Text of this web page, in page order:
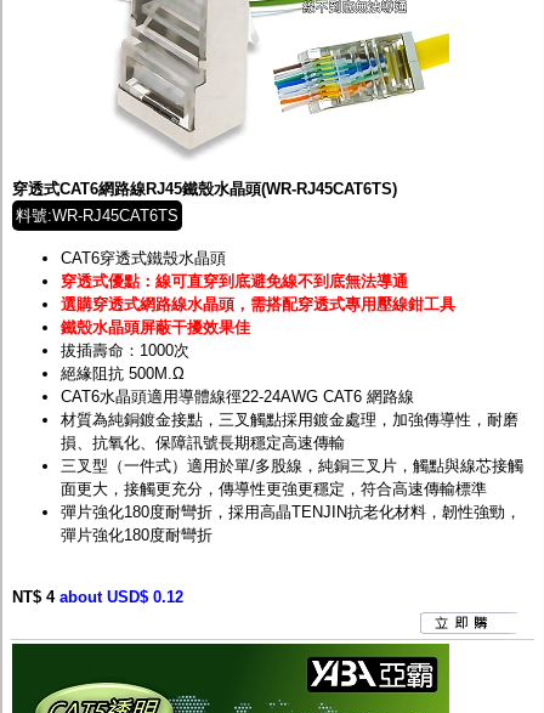
穿透式CAT6網路線RJ45鐵殼水晶頭(WR-RJ45CAT6TS)
料號:WR-RJ45CAT6TS
CAT6穿透式鐵殼水晶頭
穿透式優點：線可直穿到底避免線不到底無法導通
選購穿透式網路線水晶頭，需搭配穿透式專用壓線鉗工具
鐵殼水晶頭屏蔽干擾效果佳
拔插壽命：1000次
絕緣阻抗 500M.Ω
CAT6水晶頭適用導體線徑22-24AWG CAT6 網路線
材質為純銅鍍金接點，三叉觸點採用鍍金處理，加強傳導性，耐磨
損、抗氧化、保障訊號長期穩定高速傳輸
三叉型（一件式）適用於單/多股線，純銅三叉片，觸點與線芯接觸
面更大，接觸更充分，傳導性更強更穩定，符合高速傳輸標準
彈片強化180度耐彎折，採用高晶TENJIN抗老化材料，韌性強勁，
彈片強化180度耐彎折
NT$ 4 about USD$ 0.12